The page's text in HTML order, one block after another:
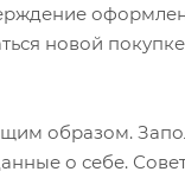
новой
образом.
о себе.